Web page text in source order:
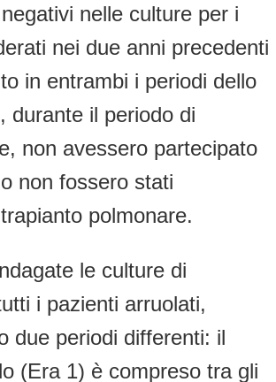
nelle culture per i
nei due anni precedenti
in entrambi i periodi dello
durante il periodo di
non avessero partecipato
non fossero stati
polmonare.
le culture di
i pazienti arruolati,
due periodi differenti: il
(Era 1) è compreso tra gli